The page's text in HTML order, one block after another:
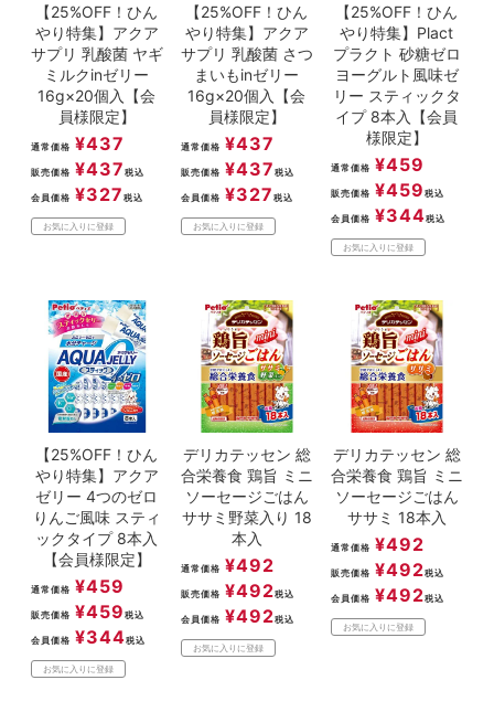
【25%OFF！ひん
やり特集】アクア
サプリ 乳酸菌 ヤギ
ミルクinゼリー
16g×20個入【会
員様限定】
通常価格 ¥437
販売価格 ¥437 税込
会員価格 ¥327 税込
お気に入りに登録
【25%OFF！ひん
やり特集】アクア
サプリ 乳酸菌 さつ
まいもinゼリー
16g×20個入【会
員様限定】
通常価格 ¥437
販売価格 ¥437 税込
会員価格 ¥327 税込
お気に入りに登録
【25%OFF！ひん
やり特集】Plact
プラクト 砂糖ゼロ
ヨーグルト風味ゼ
リー スティックタ
イプ 8本入【会員
様限定】
通常価格 ¥459
販売価格 ¥459 税込
会員価格 ¥344税込
お気に入りに登録
【25%OFF！ひん
やり特集】アクア
ゼリー 4つのゼロ
りんご風味 スティ
ックタイプ 8本入
【会員様限定】
通常価格 ¥459
販売価格 ¥459 税込
会員価格 ¥344税込
お気に入りに登録
デリカテッセン 総
合栄養食 鶏旨 ミニ
ソーセージごはん
ササミ野菜入り 18
本入
通常価格 ¥492
販売価格 ¥492税込
会員価格 ¥492税込
お気に入りに登録
デリカテッセン 総
合栄養食 鶏旨 ミニ
ソーセージごはん
ササミ 18本入
通常価格 ¥492
販売価格 ¥492税込
会員価格 ¥492税込
お気に入りに登録